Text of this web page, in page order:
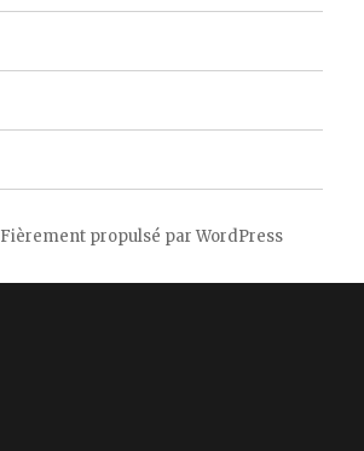
Fièrement propulsé par WordPress